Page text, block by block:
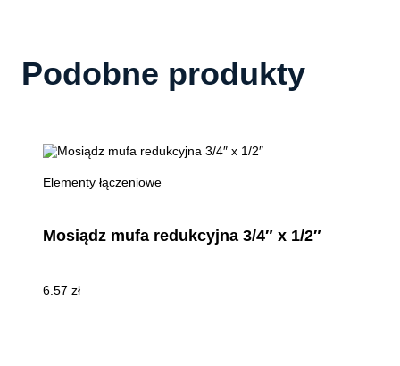
Podobne produkty
Elementy łączeniowe
Mosiądz mufa redukcyjna 3/4″ x 1/2″
6.57 zł